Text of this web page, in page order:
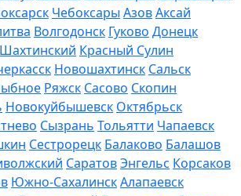
Чебоксары АзовАксай
Волгодонск Гуково Донецк
Красный Сулин
Новошахтинск Сальск
Ряжск Сасово Скопин
Новокуйбышевск Октябрьск
Сызрань Тольятти Чапаевск
Сестрорецк Балаково Балашов
СаратовЭнгельс Корсаков
Южно-СахалинскАлапаевск